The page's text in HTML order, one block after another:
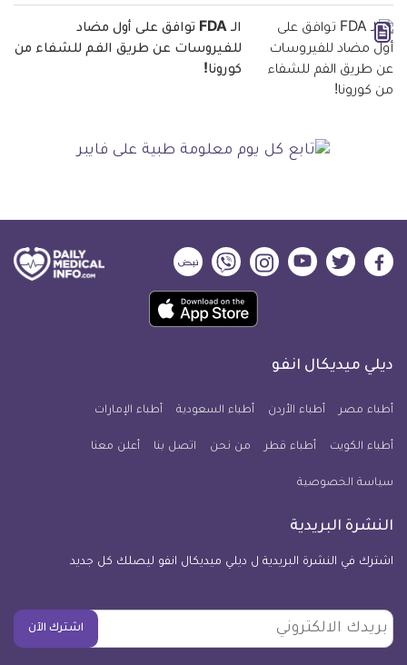
الـ FDA توافق على أول مضاد
للفيروسات عن طريق الفم للشفاء من
كورونا!
ديلي
فيسبوك
ديلي
تويتر
ديلي
ميديكال
يوتيوب
ديلي
ميديكال
انفو
ديلي
ميديكال
انفو
ديلي
ميديكال
انفو
حمل
تطبيق
معلومة
للآيفون
ديلي ميديكال انفو
أطباء مصر أطباء الأردن أطباء السعودية أطباء الإمارات
أطباء الكويت أطباء قطر من نحن اتصل بنا أعلن معنا
سياسة الخصوصية
النشرة البريدية
اشترك في النشرة البريدية ل ديلي ميديكال انفو ليصلك كل جديد
بريدك
الالكتروني
اشترك الآن